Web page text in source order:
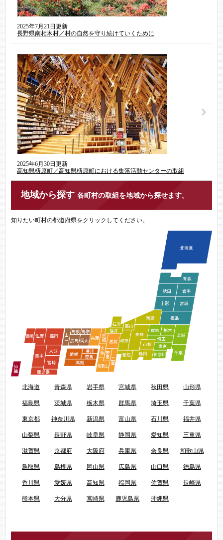
2025年7月21日更新
長野県南相木村／村の自然を守り続けていくために
2025年6月30日更新
高知県梼原町／高知県梼原町における集落活動センターの取組
地域から探す 各町村の取組を地域から探せます。
知りたい町村の都道府県をクリックしてください。
北海道 青森県 岩手県 宮城県 秋田県 山形県
福島県 茨城県 栃木県 群馬県 埼玉県 千葉県
東京都 神奈川県 新潟県 富山県 石川県 福井県
山梨県 長野県 岐阜県 静岡県 愛知県 三重県
滋賀県 京都府 大阪府 兵庫県 奈良県 和歌山県
鳥取県 島根県 岡山県 広島県 山口県 徳島県
香川県 愛媛県 高知県 福岡県 佐賀県 長崎県
熊本県 大分県 宮崎県 鹿児島県 沖縄県